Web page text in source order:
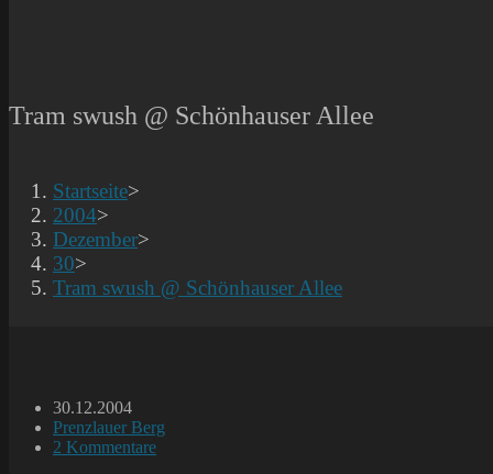
Tram swush @ Schönhauser Allee
Startseite>
2004>
Dezember>
30>
Tram swush @ Schönhauser Allee
Beitrag
veröffentlicht:
30.12.2004
Beitrags-
Kategorie:
Prenzlauer Berg
Beitrags-
2 Kommentare